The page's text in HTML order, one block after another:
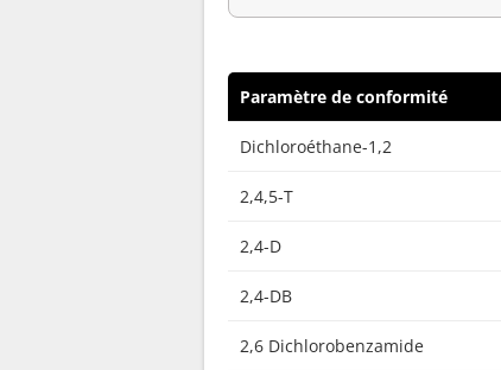
Paramètre de conformité
Dichloroéthane-1,2
2,4,5-T
2,4-D
2,4-DB
2,6 Dichlorobenzamide